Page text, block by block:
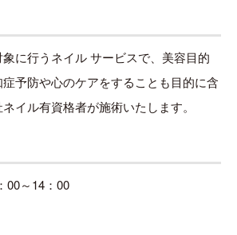
に⾏うネイル サービスで、美容⽬的
予防や⼼のケアをすることも⽬的に含
イル有資格者が施術いたします。
00～14：00